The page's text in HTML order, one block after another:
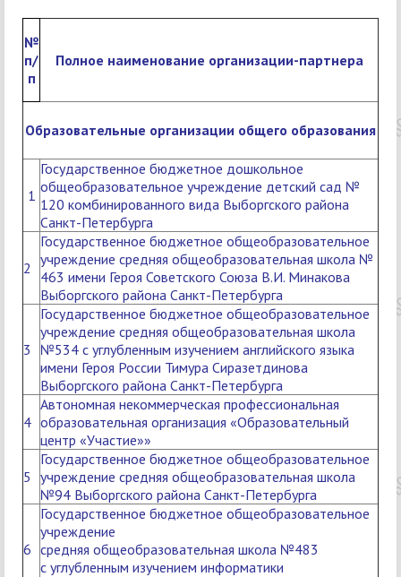
№
п/
п
Полное наименование организации-партнера
Образовательные организации общего образования
1
Государственное бюджетное дошкольное
общеобразовательное учреждение детский сад №
120 комбинированного вида Выборгского района
Санкт-Петербурга
2
Государственное бюджетное общеобразовательное
учреждение средняя общеобразовательная школа №
463 имени Героя Советского Союза В.И. Минакова
Выборгского района Санкт-Петербурга
3
Государственное бюджетное общеобразовательное
учреждение средняя общеобразовательная школа
№534 с углубленным изучением английского языка
имени Героя России Тимура Сиразетдинова
Выборгского района Санкт-Петербурга
4
Автономная некоммерческая профессиональная
образовательная организация «Образовательный
центр «Участие»»
5
Государственное бюджетное общеобразовательное
учреждение средняя общеобразовательная школа
№94 Выборгского района Санкт-Петербурга
6
Государственное бюджетное общеобразовательное
учреждение
средняя общеобразовательная школа №483
с углубленным изучением информатики